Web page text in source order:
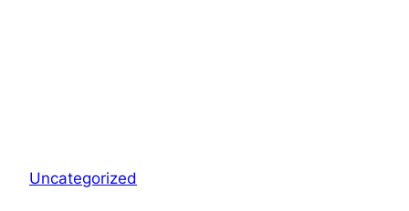
Uncategorized